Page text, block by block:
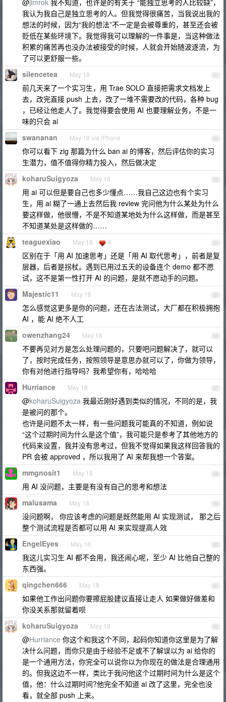
@jimrok 我不知道，也许是的有关于 “能独立思考的人比较缺”，
我认为我自己是独立思考的人。但我觉得很痛苦，当我说出我的
想法的时候，因为“我的想法”不一定是会被尊重的，甚至还会被
贬低在某些环境下。我觉得我可以理解的一件事是，当这种做法
积累的痛苦再也没办法被接受的时候，人就会开始随波逐流，为
了可以更舒服一些。
51
silencetea May 18
前几天来了一个实习生，用 Trae SOLO 直接把需求文档发上
去，改完直接 push 上去，改了一堆不需要改的代码，各种 bug
，已经让他走人了。我觉得要会使用 AI 也要理解业务，不是一
味的只会 ai
52
swananan May 18 via iPhone
你可以看下 zig 那篇为什么 ban ai 的博客，然后评估你的实习
生潜力，值不值得你精力投入，然后做决定
53
koharuSuigyoza May 18
用 ai 可以但是要自己也多少懂点……我自己这边也有个实习
生，用 ai 糊了一通上去然后我 review 完问他为什么某处为什么
要这样做，他很懵，不是不知道某地处为什么这样做，而是甚至
不知道某处是这样做的……
54
teaguexiao May 18 4
区别在于「用 AI 加速思考」还是「用 AI 取代思考」，前者是复
层器，后者是拐杖。遇到已用过五天的设备连个 demo 都不愿
试，这不是第一性打开 AI 的问题，是就不愿动手的问题。
55
Majestic11 May 18
怎么感觉这更多是你的问题，还在古法测试，大厂都在积极拥抱
AI ，能 AI 绝不人工
56
owenzhang24 May 18
不要再见对方是怎么处理问题的，只要吧问题解决了，就可以
了，按时完成任务，按照领导是意思办就可以了，你做为领导，
你有对他进行指导吗？我希望你有，哈哈哈
57
Hurriance May 18
@koharuSuigyoza 我最近刚好遇到类似的情况，不同的是，我
是被问的那个。
也许是问题不太一样，有一些问题我可能真的不知道，例如说
“这个过期时间为什么是这个值”，我可能只是参考了其他地方的
代码来设置，我并没有思考过，但我不觉得如果我这样回答我的
PR 会被 approved ，所以我用了 AI 来帮我想一个答案。
58
mmgnosit1 May 18
用 AI 没问题，主要是有没有自己的思考和想法
59
malusama May 18
没问题啊， 你应该考虑的问题是既然能用 AI 实现测试， 那之后
整个测试流程是否都可以用 AI 来实现提高人效
60
EngelEyes May 18
我这儿实习生 AI 都不会用，我还闹心呢，至少 AI 比他自己整的
东西强。
61
qingchen666 May 18
如果他工作出问题你要擦屁股建议直接让走人 如果做好做差和
你没关系那就留着呗
62
koharuSuigyoza May 18
@Hurriance 你这个和我这个不同，起码你知道你这里是为了解
决什么问题，而你只是由于经验不足或不了解误以为 ai 给你的
是一个通用方法，你完全可以说你以为你现在的做法是合理通用
的。但我这边不一样，类比于我问他这个过期时间为什么是这个
值，他：什么过期时间?他完全不知道 ai 改了这里，完全也没
看，就全部 push 上来。